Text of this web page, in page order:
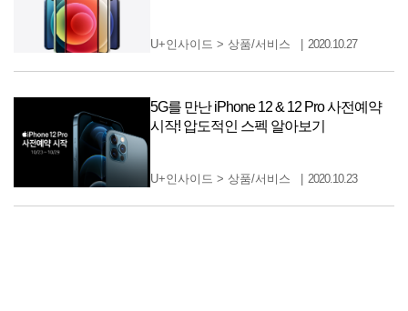
U+인사이드 >상품/서비스 2020.10.27
5G를 만난 iPhone 12 & 12 Pro 사전예약
시작! 압도적인 스펙 알아보기
U+인사이드 >상품/서비스 2020.10.23